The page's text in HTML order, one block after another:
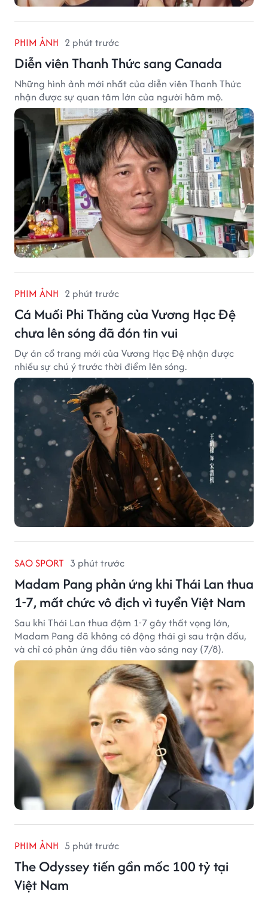
PHIM ẢNH 2 phút trước
Diễn viên Thanh Thức sang Canada
Những hình ảnh mới nhất của diễn viên Thanh Thức
nhận được sự quan tâm lớn của người hâm mộ.
PHIM ẢNH 2 phút trước
Cá Muối Phi Thăng của Vương Hạc Đệ
chưa lên sóng đã đón tin vui
Dự án cổ trang mới của Vương Hạc Đệ nhận được
nhiều sự chú ý trước thời điểm lên sóng.
SAO SPORT 3 phút trước
Madam Pang phản ứng khi Thái Lan thua
1-7, mất chức vô địch vì tuyển Việt Nam
Sau khi Thái Lan thua đậm 1-7 gây thất vọng lớn,
Madam Pang đã không có động thái gì sau trận đấu,
và chỉ có phản ứng đầu tiên vào sáng nay (7/8).
PHIM ẢNH 5 phút trước
The Odyssey tiến gần mốc 100 tỷ tại
Việt Nam